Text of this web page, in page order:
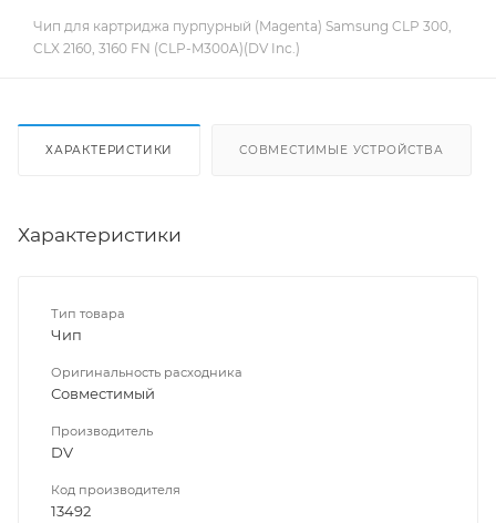
Чип для картриджа пурпурный (Magenta) Samsung CLP 300,
CLX 2160, 3160 FN (CLP-M300A)(DV Inc.)
ХАРАКТЕРИСТИКИ СОВМЕСТИМЫЕ УСТРОЙСТВА
Характеристики
Тип товара
Чип
Оригинальность расходника
Совместимый
Производитель
DV
Код производителя
13492